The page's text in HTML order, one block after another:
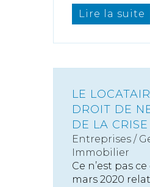
Lire la suite
LE
DROIT DE
DE LA
Entreprises /
Immobilier
Ce n’est pas
mars 2020